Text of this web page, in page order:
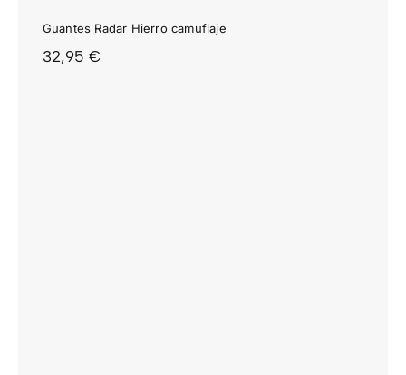
Guantes Radar Hierro camuflaje
32,95€